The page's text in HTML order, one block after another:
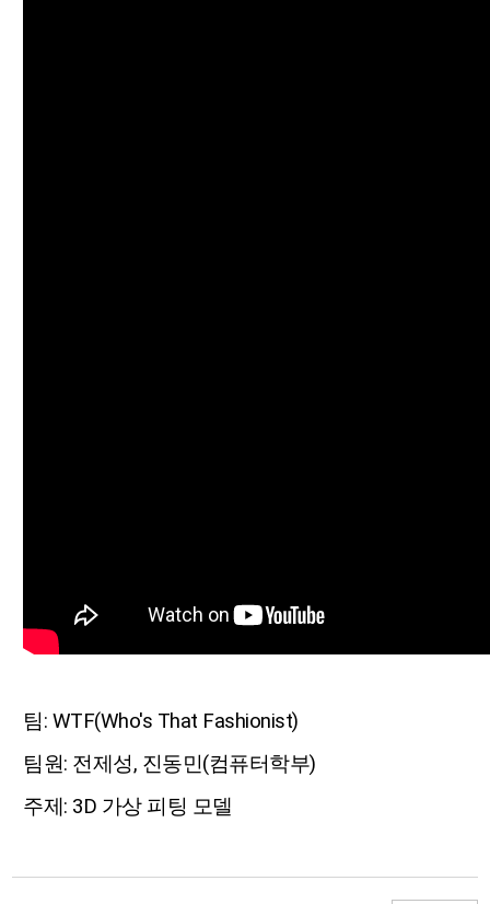
팀: WTF(Who's That Fashionist)
팀원: 전제성, 진동민(컴퓨터학부)
주제: 3D 가상 피팅 모델